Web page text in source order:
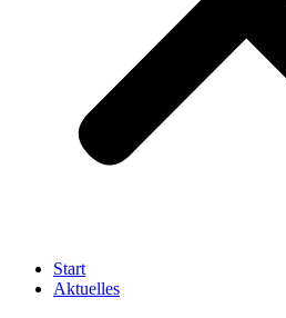
Start
Aktuelles